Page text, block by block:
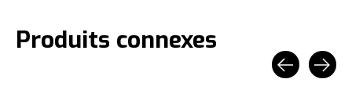
Produits connexes